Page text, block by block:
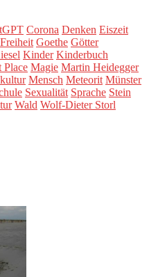
Corona Denken Eiszeit
Freiheit Goethe Götter
Kinder Kinderbuch
Place Magie Martin Heidegger
Mensch Meteorit Münster
Sexualität Sprache Stein
Wald Wolf-Dieter Storl